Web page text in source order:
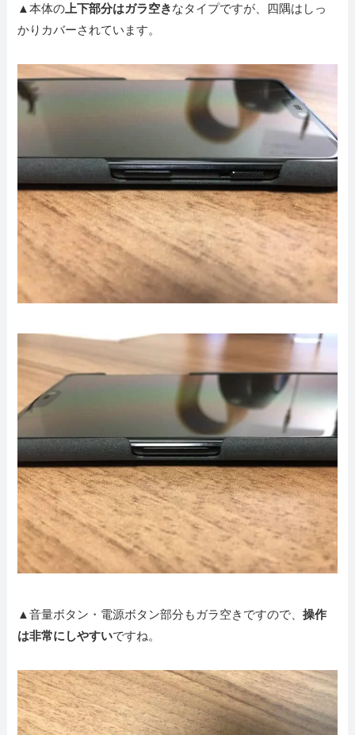
▲本体の 上下部分はガラ空きなタイプですが、四隅はしっ
かりカバーされています。
▲音量ボタン・電源ボタン部分もガラ空きですので、操作
は非常にしやすいですね。